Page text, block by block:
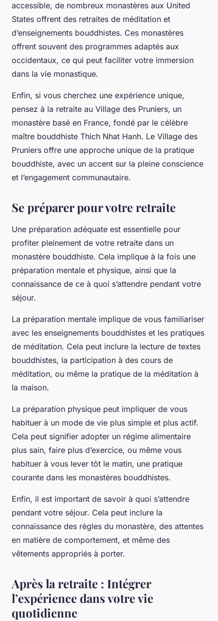
accessible, de nombreux monastères aux United
States offrent des retraites de méditation et
d’enseignements bouddhistes. Ces monastères
offrent souvent des programmes adaptés aux
occidentaux, ce qui peut faciliter votre immersion
dans la vie monastique.
Enfin, si vous cherchez une expérience unique,
pensez à la retraite au Village des Pruniers, un
monastère basé en France, fondé par le célèbre
maître bouddhiste Thich Nhat Hanh. Le Village des
Pruniers offre une approche unique de la pratique
bouddhiste, avec un accent sur la pleine conscience
et l’engagement communautaire.
Se préparer pour votre retraite
Une préparation adéquate est essentielle pour
profiter pleinement de votre retraite dans un
monastère bouddhiste. Cela implique à la fois une
préparation mentale et physique, ainsi que la
connaissance de ce à quoi s’attendre pendant votre
séjour.
La préparation mentale implique de vous familiariser
avec les enseignements bouddhistes et les pratiques
de méditation. Cela peut inclure la lecture de textes
bouddhistes, la participation à des cours de
méditation, ou même la pratique de la méditation à
la maison.
La préparation physique peut impliquer de vous
habituer à un mode de vie plus simple et plus actif.
Cela peut signifier adopter un régime alimentaire
plus sain, faire plus d’exercice, ou même vous
habituer à vous lever tôt le matin, une pratique
courante dans les monastères bouddhistes.
Enfin, il est important de savoir à quoi s’attendre
pendant votre séjour. Cela peut inclure la
connaissance des règles du monastère, des attentes
en matière de comportement, et même des
vêtements appropriés à porter.
Après la retraite : Intégrer
l’expérience dans votre vie
quotidienne